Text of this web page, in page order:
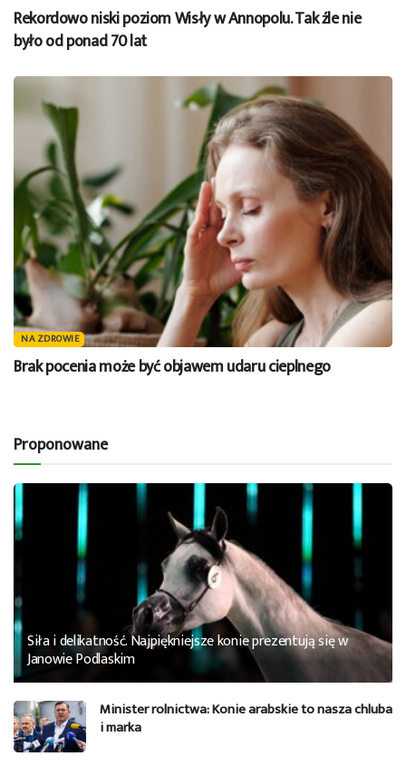
Rekordowo niski poziom Wisły w Annopolu. Tak źle nie
było od ponad 70 lat
NA ZDROWIE
Brak pocenia może być objawem udaru cieplnego
Proponowane
Siła i delikatność. Najpiękniejsze konie prezentują się w
Janowie Podlaskim
Minister rolnictwa: Konie arabskie to nasza chluba
i marka